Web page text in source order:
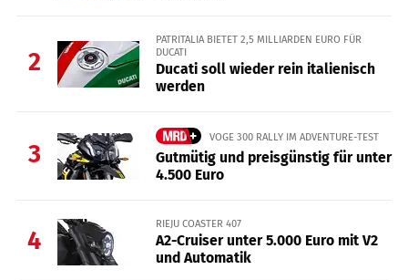
2
PATRITALIA BIETET 2,5 MILLIARDEN EURO FÜR
DUCATI
Ducati soll wieder rein italienisch
werden
3
VOGE 300 RALLY IM ADVENTURE-TEST
Gutmütig und preisgünstig für unter
4.500 Euro
4
RIEJU COASTER 407
A2-Cruiser unter 5.000 Euro mit V2
und Automatik